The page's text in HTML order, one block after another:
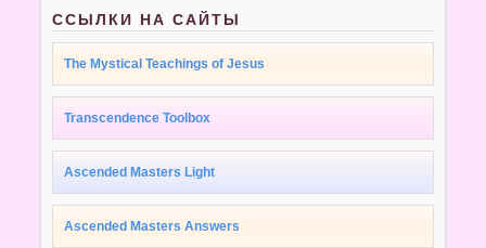
ССЫЛКИ НА САЙТЫ
The Mystical Teachings of Jesus
Transcendence Toolbox
Ascended Masters Light
Ascended Masters Answers